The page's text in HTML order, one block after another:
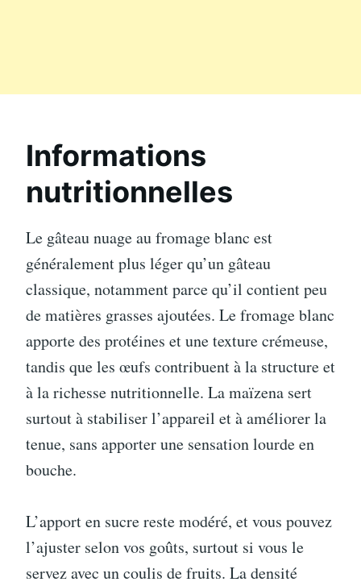
Informations
nutritionnelles
Le gâteau nuage au fromage blanc est
généralement plus léger qu’un gâteau
classique, notamment parce qu’il contient peu
de matières grasses ajoutées. Le fromage blanc
apporte des protéines et une texture crémeuse,
tandis que les œufs contribuent à la structure et
à la richesse nutritionnelle. La maïzena sert
surtout à stabiliser l’appareil et à améliorer la
tenue, sans apporter une sensation lourde en
bouche.
L’apport en sucre reste modéré, et vous pouvez
l’ajuster selon vos goûts, surtout si vous le
servez avec un coulis de fruits. La densité